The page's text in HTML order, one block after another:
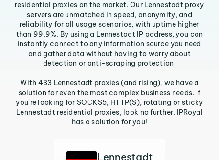
residential proxies on the market. Our Lennestadt proxy
servers are unmatched in speed, anonymity, and
reliability for all usage scenarios, with uptime higher
than 99.9%. By using a Lennestadt IP address, you can
instantly connect to any information source you need
and gather data without having to worry about
detection or anti-scraping protection.
With 433 Lennestadt proxies (and rising), we have a
solution for even the most complex business needs. If
you’re looking for SOCKS5, HTTP(S), rotating or sticky
Lennestadt residential proxies, look no further. IPRoyal
has a solution for you!
Lennestadt